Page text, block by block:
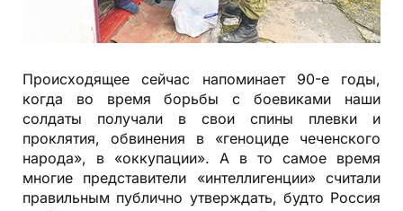
Происходящее сейчас напоминает 90-е годы,
когда во время борьбы с боевиками наши
солдаты получали в свои спины плевки и
проклятия, обвинения в «геноциде чеченского
народа», в «оккупации». А в то самое время
многие представители «интеллигенции» считали
правильным публично утверждать, будто Россия